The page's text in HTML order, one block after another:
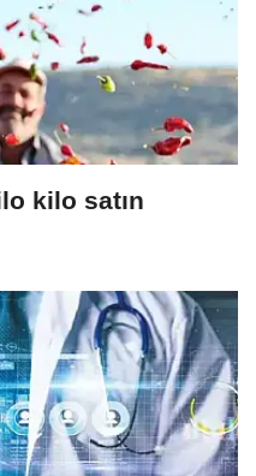
kilo satın